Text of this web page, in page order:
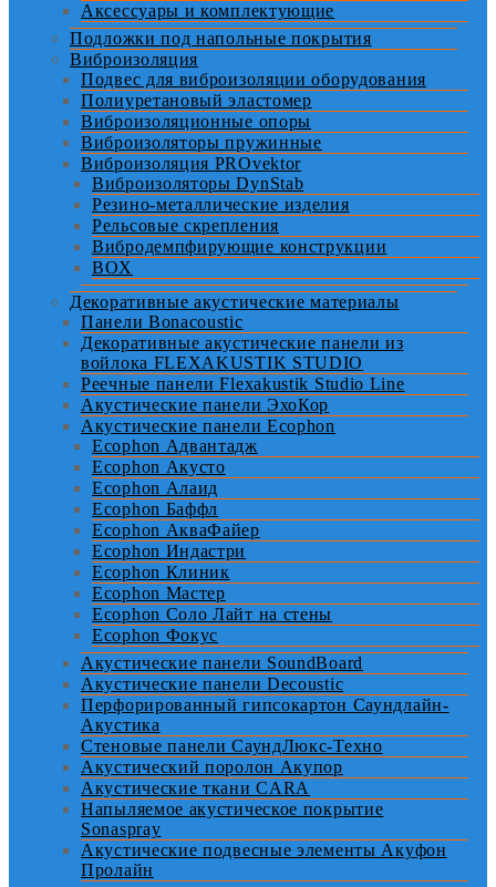
Аксессуары и комплектующие
Подложки под напольные покрытия
Виброизоляция
Подвес для виброизоляции оборудования
Полиуретановый эластомер
Виброизоляционные опоры
Виброизоляторы пружинные
Виброизоляция PROvektor
Виброизоляторы DynStab
Резино-металлические изделия
Рельсовые скрепления
Вибродемпфирующие конструкции
BOX
Декоративные акустические материалы
Панели Bonacoustic
Декоративные акустические панели из
войлока FLEXAKUSTIK STUDIO
Реечные панели Flexakustik Studio Line
Акустические панели ЭхоКор
Акустические панели Ecophon
Ecophon Адвантадж
Ecophon Акусто
Ecophon Алаид
Ecophon Баффл
Ecophon АкваФайер
Ecophon Индастри
Ecophon Клиник
Ecophon Мастер
Ecophon Соло Лайт на стены
Ecophon Фокус
Акустические панели SoundBoard
Акустические панели Decoustic
Перфорированный гипсокартон Саундлайн-
Акустика
Стеновые панели СаундЛюкс-Техно
Акустический поролон Акупор
Акустические ткани CARA
Напыляемое акустическое покрытие
Sonaspray
Акустические подвесные элементы Акуфон
Пролайн